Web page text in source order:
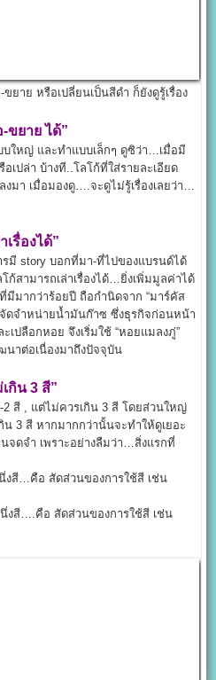
ยาย หรือเปลี่ยนเป็นสีดำ ก็ยังดูรู้เรื่อง
-ขยาย ได้”
ใหญ่ และทำแบบเล็กๆ ดูซิว่า…เมื่อมี
เปล่า บ้างที..โลโก้ที่ใส่รายละเอียด
มา เมื่อมองดู….จะดูไม่รู้เรื่องเลยว่า…
เรื่องได้”
story บอกที่มา-ที่ไปของแบรนด์ได้
ก้สามารถเล่าเรื่องได้…ยิ่งเพิ่มมูลค่าได้
มีมากว่าร้อยปี ถือกำนิดจาก “มาร์คัส
ดจำหน่ายน้ำมันก๊าซ ซึ่งธุรกิจก่อนหน้า
เปลือกหอย จึงเริ่มใช้ “หอยแมลงภู่”
นาต่อเนื่องมาถึงปัจจุบัน
กิน 3 สี”
สี , แต่ไม่ควรเกิน 3 สี โดยส่วนใหญ่
น 3 สี หากมากกว่านั้นจะทำให้ดูเยอะ
จดจำ เพราะอย่างลืมว่า…สิ่งแรกที่
สี…คือ สัดส่วนของการใช้สี เช่น
สี….คือ สัดส่วนของการใช้สี เช่น